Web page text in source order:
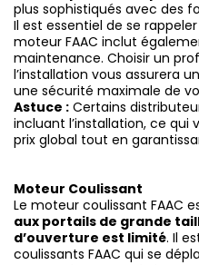
plus sophistiqués avec des
Il est essentiel de se
moteur FAAC inclut
maintenance. Choisir un
l’installation vous assurera
une sécurité maximale de
Astuce : Certains
incluant l’installation, ce qui
prix global tout en
Moteur Coulissant
Le moteur coulissant FAAC
aux portails de grande
d’ouverture est limité. Il
coulissants FAAC qui se